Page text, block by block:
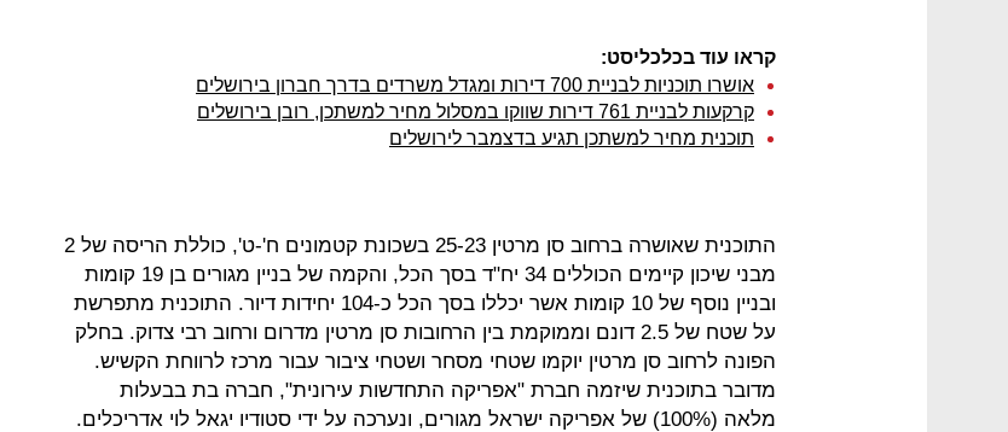
קראו עוד בכלכליסט:
אושרו תוכניות לבניית 700 דירות ומגדל משרדים בדרך חברון בירושלים
קרקעות לבניית 761 דירות שווקו במסלול מחיר למשתכן, רובן בירושלים
תוכנית מחיר למשתכן תגיע בדצמבר לירושלים
התוכנית שאושרה ברחוב סן מרטין 25-23 בשכונת קטמונים ח'-ט', כוללת הריסה של 2
מבני שיכון קיימים הכוללים 34 יח"ד בסך הכל, והקמה של בניין מגורים בן 19 קומות
ובניין נוסף של 10 קומות אשר יכללו בסך הכל כ-104 יחידות דיור. התוכנית מתפרשת
על שטח של 2.5 דונם וממוקמת בין הרחובות סן מרטין מדרום ורחוב רבי צדוק. בחלק
הפונה לרחוב סן מרטין יוקמו שטחי מסחר ושטחי ציבור עבור מרכז לרווחת הקשיש.
מדובר בתוכנית שיזמה חברת "אפריקה התחדשות עירונית", חברה בת בבעלות
מלאה (100%) של אפריקה ישראל מגורים, ונערכה על ידי סטודיו יגאל לוי אדריכלים.